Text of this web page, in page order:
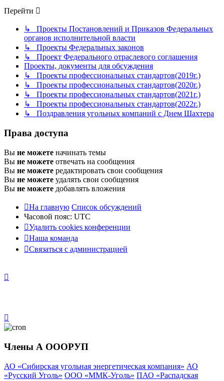
Перейти
↳ Проекты Постановлений и Приказов Федеральных
органов исполнительной власти
↳ Проекты Федеральных законов
↳ Проект Федерального отраслевого соглашения
Проекты, документы для обсуждения
↳ Проекты профессиональных стандартов(2019г.)
↳ Проекты профессиональных стандартов(2020г.)
↳ Проекты профессиональных стандартов(2021г.)
↳ Проекты профессиональных стандартов(2022г.)
↳ Поздравления угольных компаний с Днем Шахтера
Права доступа
Вы не можете начинать темы
Вы не можете отвечать на сообщения
Вы не можете редактировать свои сообщения
Вы не можете удалять свои сообщения
Вы не можете добавлять вложения
На главную Список обсуждений
Часовой пояс: UTC
Удалить cookies конференции
Наша команда
Связаться с администрацией
Члены А ОООРУП
АО «Сибирская угольная энергетическая компания» АО
«Русский Уголь» ООО «ММК-Уголь» ПАО «Распадская